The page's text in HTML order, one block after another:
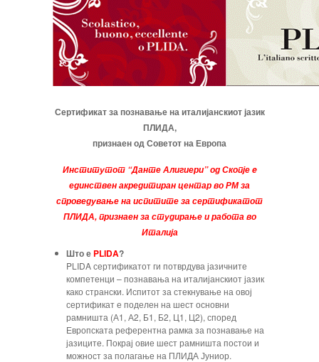
Сертификат за познавање на италијанскиот јазик
ПЛИДА,
признаен од Советот на Европа
Институтот “Данте Алигиери” од Скопје e
единствен акредитиран центар во РМ за
спроведување на испитите за сертификатот
ПЛИДА, признаен за студирање и работа во
Италија
Што е PLIDA?
PLIDA сертификатот ги потврдува јазичните
компетенци – познавања на италијанскиот јазик
како странски. Испитот за стекнување на овој
сертификат е поделен на шест основни
рамништа (А1, А2, Б1, Б2, Ц1, Ц2), според
Европската референтна рамка за познавање на
јазиците. Покрај овие шест рамништа постои и
можност за полагање на ПЛИДА Јуниор.